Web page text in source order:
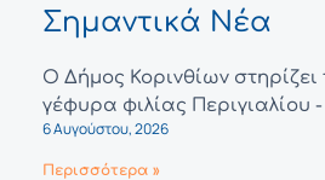
Σημαντικά Νέα
Ο Δήμος Κορινθίων στηρίζει
γέφυρα φιλίας Περιγιαλίου
6 Αυγούστου, 2026
Περισσότερα »